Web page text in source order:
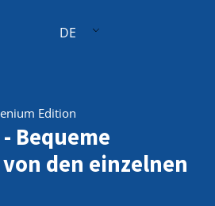
DE
Edition
Bequeme
den einzelnen